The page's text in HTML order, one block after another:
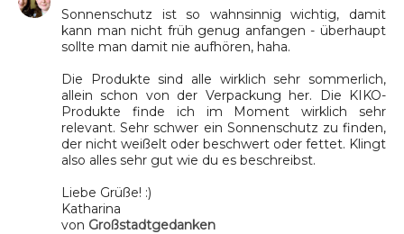
Sonnenschutz ist so wahnsinnig wichtig, damit
kann man nicht früh genug anfangen - überhaupt
sollte man damit nie aufhören, haha.
Die Produkte sind alle wirklich sehr sommerlich,
allein schon von der Verpackung her. Die KIKO-
Produkte finde ich im Moment wirklich sehr
relevant. Sehr schwer ein Sonnenschutz zu finden,
der nicht weißelt oder beschwert oder fettet. Klingt
also alles sehr gut wie du es beschreibst.
Liebe Grüße! :)
Katharina
von Großstadtgedanken